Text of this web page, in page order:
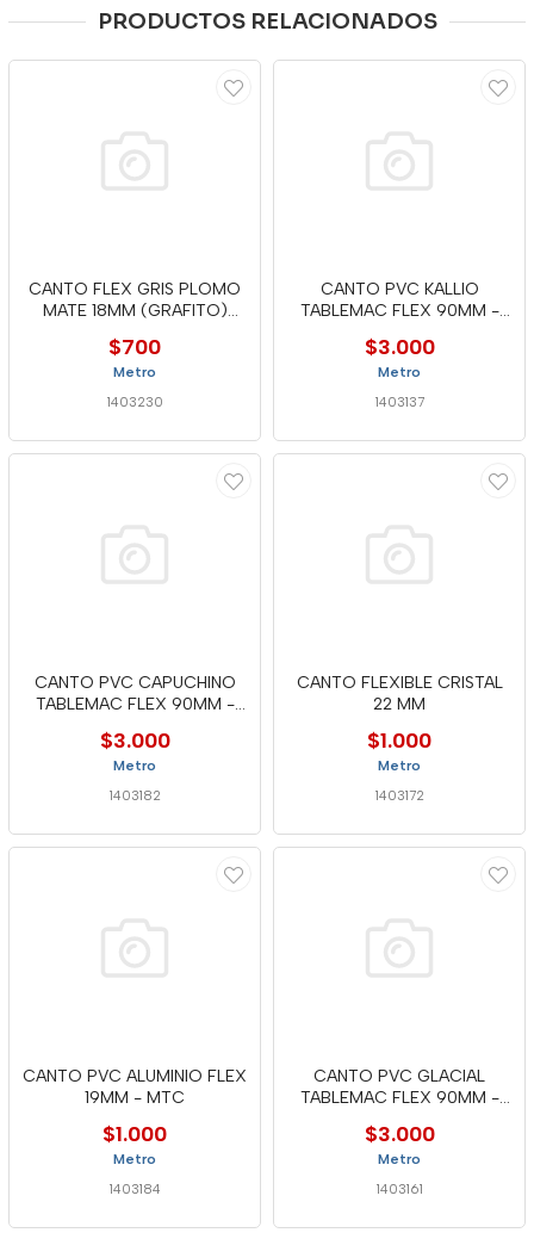
PRODUCTOS RELACIONADOS
CANTO FLEX GRIS PLOMO
MATE 18MM (GRAFITO)
$700
Metro
1403230
CANTO PVC KALLIO
TABLEMAC FLEX 90MM -
$3.000
Metro
1403137
CANTO PVC CAPUCHINO
TABLEMAC FLEX 90MM -
$3.000
Metro
1403182
CANTO FLEXIBLE CRISTAL
22 MM
$1.000
Metro
1403172
CANTO PVC ALUMINIO FLEX
19MM - MTC
$1.000
Metro
1403184
CANTO PVC GLACIAL
TABLEMAC FLEX 90MM -
$3.000
Metro
1403161